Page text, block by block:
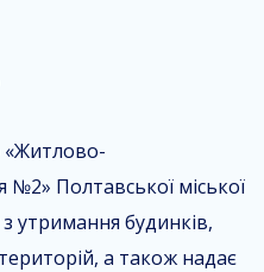
«Житлово-
№2» Полтавської міської
утримання будинків,
а також надає